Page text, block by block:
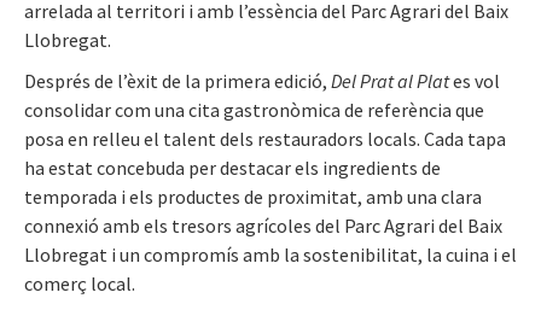
arrelada al territori i amb l’essència del Parc Agrari del Baix
Llobregat.
Després de l’èxit de la primera edició, Del Prat al Plates vol
consolidar com una cita gastronòmica de referència que
posa en relleu el talent dels restauradors locals. Cada tapa
ha estat concebuda per destacar els ingredients de
temporada i els productes de proximitat, amb una clara
connexió amb els tresors agrícoles del Parc Agrari del Baix
Llobregat i un compromís amb la sostenibilitat, la cuina i el
comerç local.